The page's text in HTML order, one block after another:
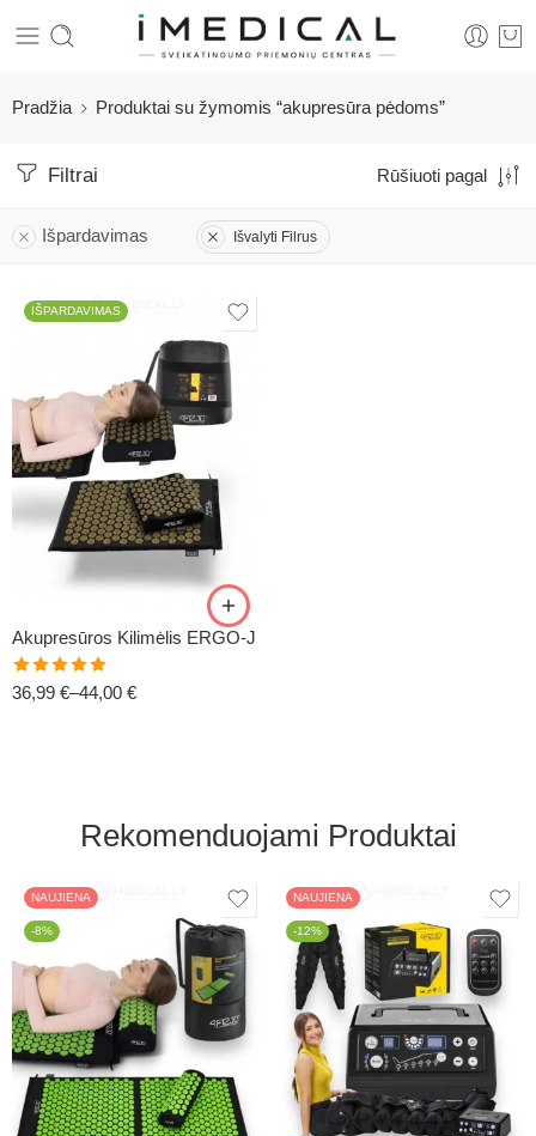
Pradžia Produktai su žymomis “akupresūra pėdoms”
Filtrai Rūšiuoti pagal
Išpardavimas Išvalyti Filrus
IŠPARDAVIMAS
Akupresūros Kilimėlis ERGO-J
Įvertinimas:
36,99 €–44,00 €
Juoda/Auksinė
Rekomenduojami Produktai
NAUJIENA
-8%
NAUJIENA
-12%